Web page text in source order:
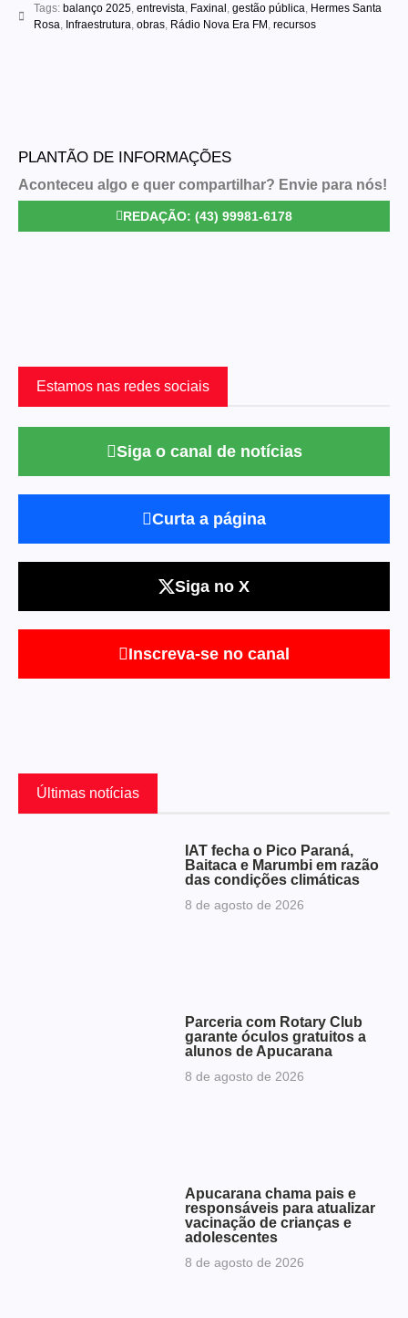
Tags: balanço 2025, entrevista, Faxinal , gestão pública, Hermes Santa
Rosa, Infraestrutura, obras, Rádio Nova Era FM , recursos
PLANTÃO DE INFORMAÇÕES
Aconteceu algo e quer compartilhar? Envie para nós!
REDAÇÃO: (43) 99981-6178
Estamos nas redes sociais
Siga o canal de notícias
Curta a página
Siga no X
Inscreva-se no canal
Últimas notícias
IAT fecha o Pico Paraná,
Baitaca e Marumbi em razão
das condições climáticas
8 de agosto de 2026
Parceria com Rotary Club
garante óculos gratuitos a
alunos de Apucarana
8 de agosto de 2026
Apucarana chama pais e
responsáveis para atualizar
vacinação de crianças e
adolescentes
8 de agosto de 2026